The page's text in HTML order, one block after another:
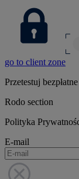
go to client zone
Przetestuj
Rodo section
Polityka
E-mail